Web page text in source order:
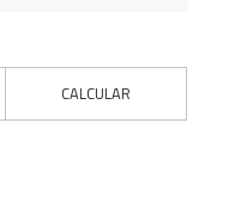
CALCULAR